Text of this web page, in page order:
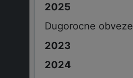
Dugorocne obveze